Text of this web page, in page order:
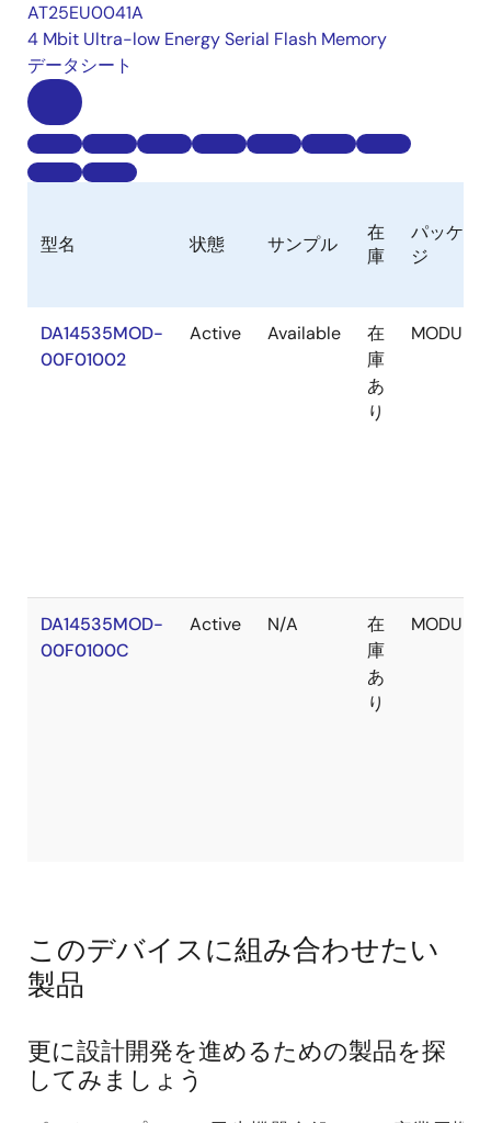
AT25EU0041A
4 Mbit Ultra-low Energy Serial Flash Memory
データシート
型名 状態 サンプル
在
庫
パッケー
ジ
DA14535MOD-
00F01002
Active Available
在
庫
あ
り
MODULE
DA14535MOD-
00F0100C
Active N/A
在
庫
あ
り
MODULE
このデバイスに組み合わせたい
製品
更に設計開発を進めるための製品を探
してみましょう